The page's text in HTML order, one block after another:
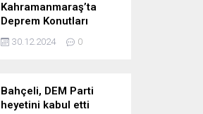
Kahramanmaraş’ta
Deprem Konutları
2025’te Teslim Edilecek
30.12.2024 0
Bahçeli, DEM Parti
heyetini kabul etti